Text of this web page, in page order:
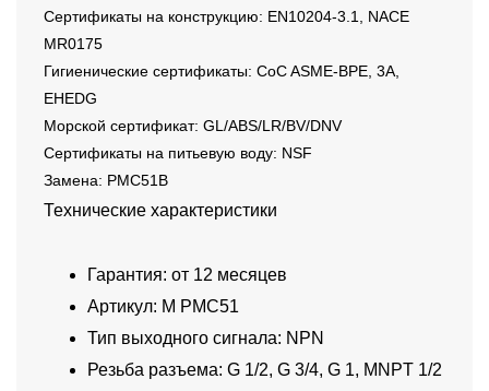
Сертификаты на конструкцию: EN10204-3.1, NACE
MR0175
Гигиенические сертификаты: CoC ASME-BPE, 3A,
EHEDG
Морской сертификат: GL/ABS/LR/BV/DNV
Сертификаты на питьевую воду: NSF
Замена: PMC51B
Технические характеристики
Гарантия: от 12 месяцев
Артикул: M PMC51
Тип выходного сигнала: NPN
Резьба разъема: G 1/2, G 3/4, G 1, MNPT 1/2